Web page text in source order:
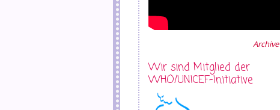
Archive
Wir sind Mitglied der
WHO/UNICEF-Initiative